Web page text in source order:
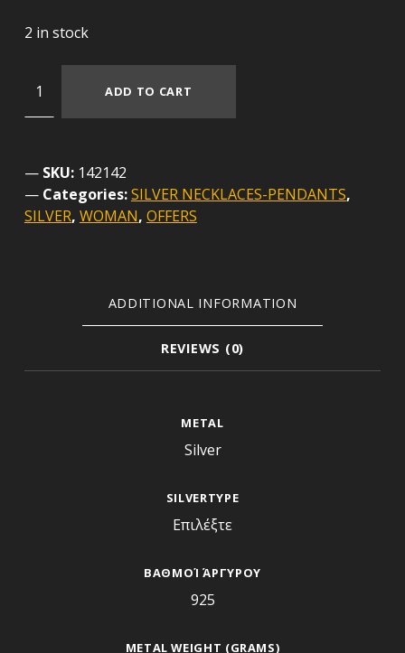
2 in stock
ADD TO CART
SKU: 142142
Categories:SILVER NECKLACES-PENDANTS,
SILVER, WOMAN, OFFERS
ADDITIONAL INFORMATION
REVIEWS (0)
METAL
Silver
SILVERTYPE
Επιλέξτε
ΒΑΘΜΟΊ ΆΡΓΥΡΟΥ
925
METAL WEIGHT (GRAMS)